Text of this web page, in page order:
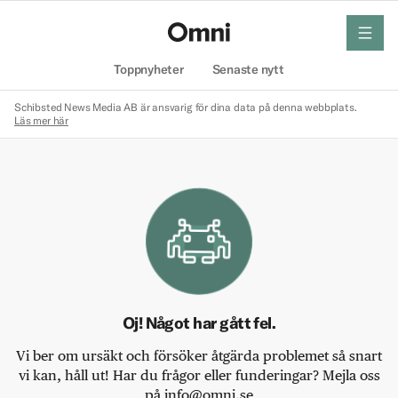
Toppnyheter Senaste nytt
meny
Schibsted News Media AB är ansvarig för dina data på denna webbplats.
Läs mer här
Oj! Något har gått fel.
Vi ber om ursäkt och försöker åtgärda problemet så snart
vi kan, håll ut! Har du frågor eller funderingar? Mejla oss